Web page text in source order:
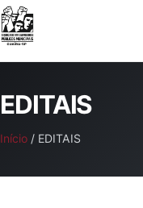
Pular para o conteúdo
EDITAIS
Início / EDITAIS